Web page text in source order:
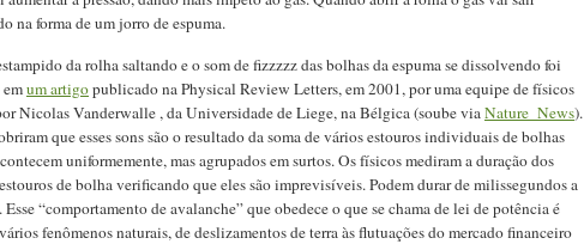
na forma de um jorro de espuma.
da rolha saltando e o som de fizzzzz das bolhas da espuma se dissolvendo foi
um artigopublicado na Physical Review Letters, em 2001, por uma equipe de físicos
Nicolas Vanderwalle , da Universidade de Liege, na Bélgica (soube viaNature News).
que esses sons são o resultado da soma de vários estouros individuais de bolhas
uniformemente, mas agrupados em surtos. Os físicos mediram a duração dos
de bolha verificando que eles são imprevisíveis. Podem durar de milissegundos a
Esse “comportamento de avalanche” que obedece o que se chama de lei de potência é
fenômenos naturais, de deslizamentos de terra às flutuações do mercado financeiro